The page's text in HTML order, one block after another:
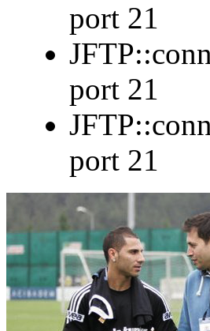
port 21
port 21
port 21